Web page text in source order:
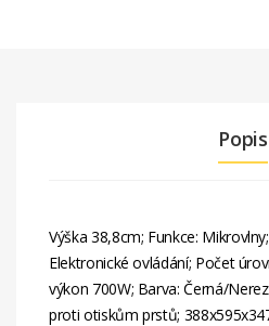
Popis
Výška 38,8cm; Funkce:
Elektronické ovládání; Počet
výkon 700W; Barva: Černá/
proti otiskům prstů;